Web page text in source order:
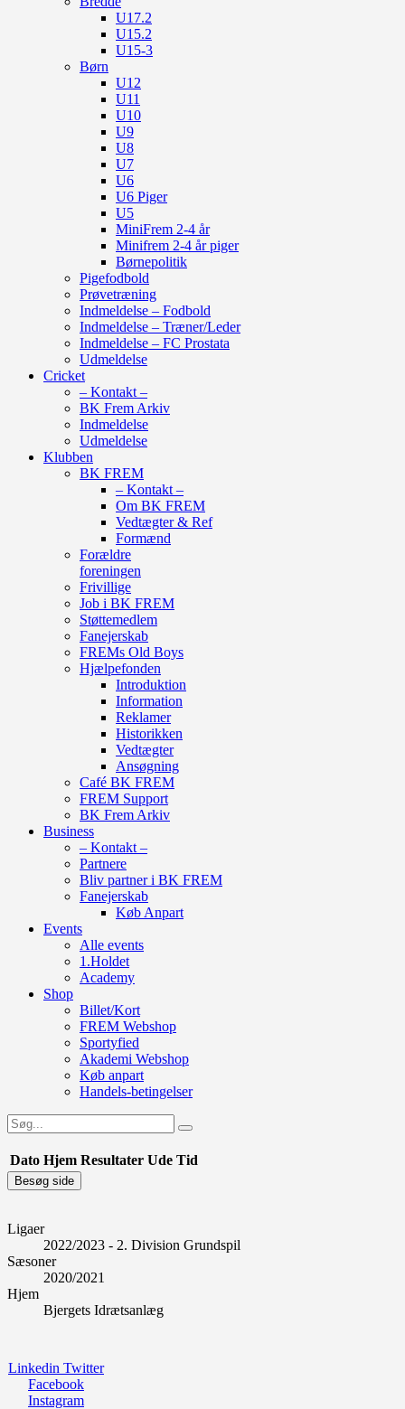
U17.2
U15.2
U15-3
Børn
U12
U11
U10
U9
U8
U7
U6
U6 Piger
U5
MiniFrem 2-4 år
Minifrem 2-4 år piger
Børnepolitik
Pigefodbold
Prøvetræning
Indmeldelse – Fodbold
Indmeldelse – Træner/Leder
Indmeldelse – FC Prostata
Udmeldelse
Cricket
– Kontakt –
BK Frem Arkiv
Indmeldelse
Udmeldelse
Klubben
BK FREM
– Kontakt –
Om BK FREM
Vedtægter & Ref
Formænd
Forældre
foreningen
Frivillige
Job i BK FREM
Støttemedlem
Fanejerskab
FREMs Old Boys
Hjælpefonden
Introduktion
Information
Reklamer
Historikken
Vedtægter
Ansøgning
Café BK FREM
FREM Support
BK Frem Arkiv
Business
– Kontakt –
Partnere
Bliv partner i BK FREM
Fanejerskab
Køb Anpart
Events
Alle events
1.Holdet
Academy
Shop
Billet/Kort
FREM Webshop
Sportyfied
Akademi Webshop
Køb anpart
Handels-betingelser
Dato Hjem Resultater Ude Tid
Ligaer
2022/2023 - 2. Division Grundspil
Sæsoner
2020/2021
Hjem
Bjergets Idrætsanlæg
Linkedin Twitter
Facebook
Instagram